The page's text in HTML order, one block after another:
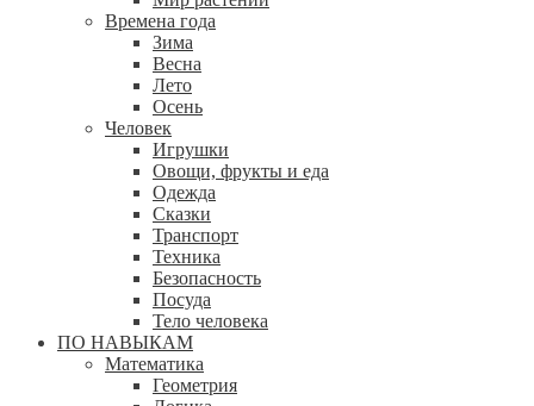
Времена года
Зима
Весна
Лето
Осень
Человек
Игрушки
Овощи, фрукты и еда
Одежда
Сказки
Транспорт
Техника
Безопасность
Посуда
Тело человека
ПО НАВЫКАМ
Математика
Геометрия